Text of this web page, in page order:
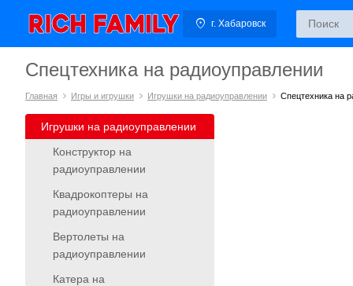
г. Хабаровск
Спецтехника на радиоуправлении
Главная Игры и игрушки Игрушки на радиоуправлении Спецтехника на
Игрушки на радиоуправлении
Конструктор на
радиоуправлении
Квадрокоптеры на
радиоуправлении
Вертолеты на
радиоуправлении
Катера на